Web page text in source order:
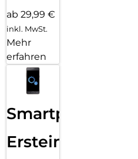
ab 29,99 €
inkl. MwSt.
Mehr
erfahren
Smartphone
Ersteinrichtung